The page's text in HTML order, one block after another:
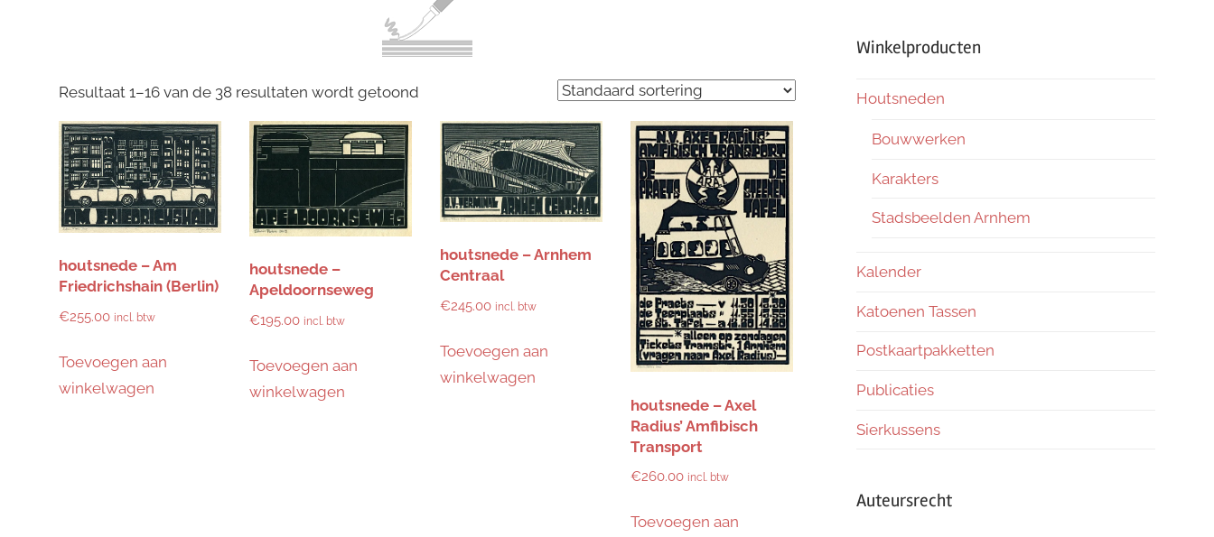
Resultaat 1–16 van de 38 resultaten wordt getoond
houtsnede – Am
Friedrichshain (Berlin)
€255.00 incl. btw
Toevoegen aan
winkelwagen
houtsnede –
Apeldoornseweg
€195.00 incl. btw
Toevoegen aan
winkelwagen
houtsnede – Arnhem
Centraal
€245.00 incl. btw
Toevoegen aan
winkelwagen
houtsnede – Axel
Radius’ Amfibisch
Transport
€260.00 incl. btw
Toevoegen aan
Winkelproducten
Houtsneden
Bouwwerken
Karakters
Stadsbeelden Arnhem
Kalender
Katoenen Tassen
Postkaartpakketten
Publicaties
Sierkussens
Auteursrecht